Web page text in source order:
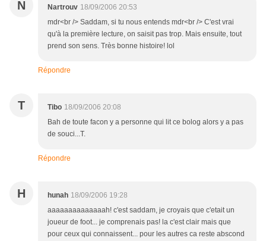
N Nartrouv 18/09/2006 20:53
mdr<br /> Saddam, si tu nous entends mdr<br /> C'est vrai
qu'à la première lecture, on saisit pas trop. Mais ensuite, tout
prend son sens. Très bonne histoire! lol
Répondre
T Tibo 18/09/2006 20:08
Bah de toute facon y a personne qui lit ce bolog alors y a pas
de souci...T.
Répondre
H hunah 18/09/2006 19:28
aaaaaaaaaaaaaah! c'est saddam, je croyais que c'etait un
joueur de foot... je comprenais pas! la c'est clair mais que
pour ceux qui connaissent... pour les autres ca reste abscond